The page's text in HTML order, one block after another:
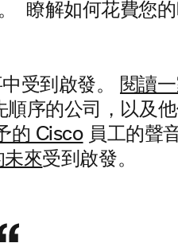
瞭解如何花費您
受到啟發。 閱讀
序的公司，以及
的 Cisco員工的聲
未來受到啟發。